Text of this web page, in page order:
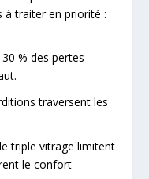
à traiter en priorité :
% des pertes
traversent les
triple vitrage limitent
le confort